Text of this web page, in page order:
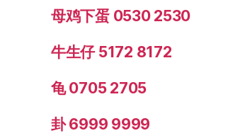
母鸡下蛋 0530 2530
牛生仔 5172 8172
龟 0705 2705
卦 6999 9999